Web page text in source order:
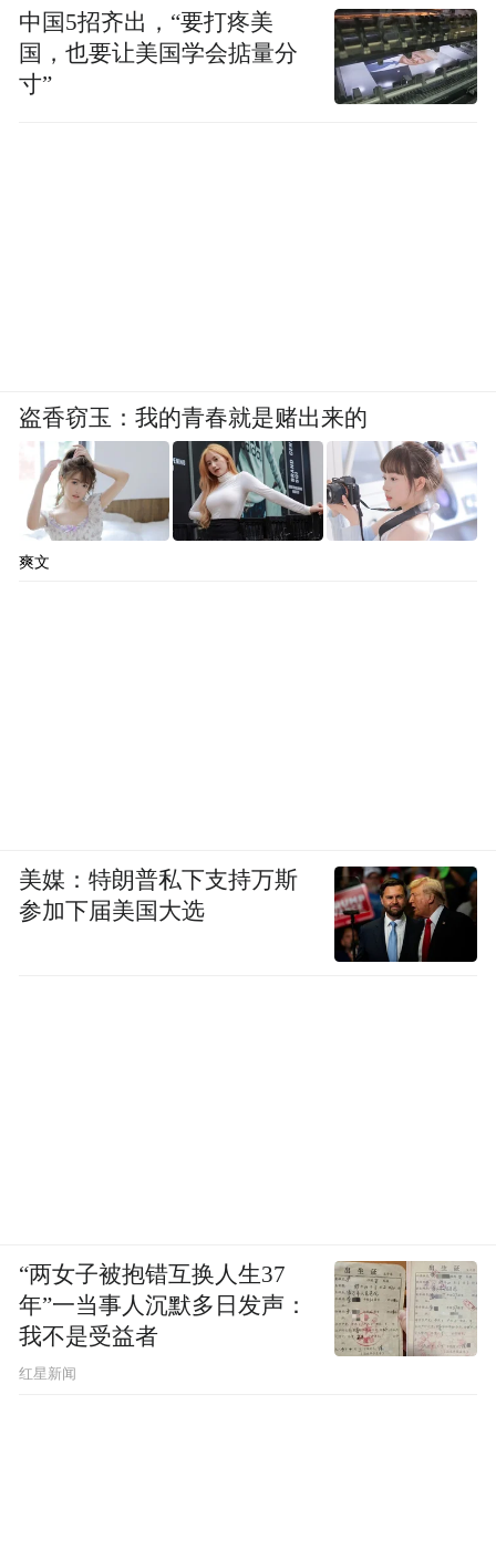
中国5招齐出，“要打疼美
国，也要让美国学会掂量分
寸”
盗香窃玉：我的青春就是赌出来的
爽文
美媒：特朗普私下支持万斯
参加下届美国大选
“两女子被抱错互换人生37
年”一当事人沉默多日发声：
我不是受益者
红星新闻